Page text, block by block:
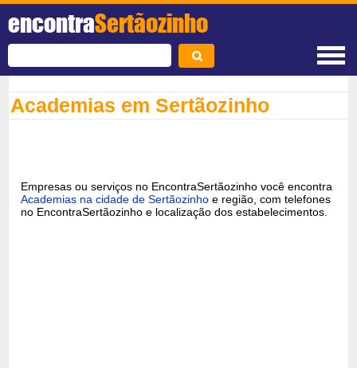
encontraSertãozinho
Academias em Sertãozinho
Empresas ou serviços no EncontraSertãozinho você encontra
Academias na cidade de Sertãozinho e região, com telefones
no EncontraSertãozinho e localização dos estabelecimentos.